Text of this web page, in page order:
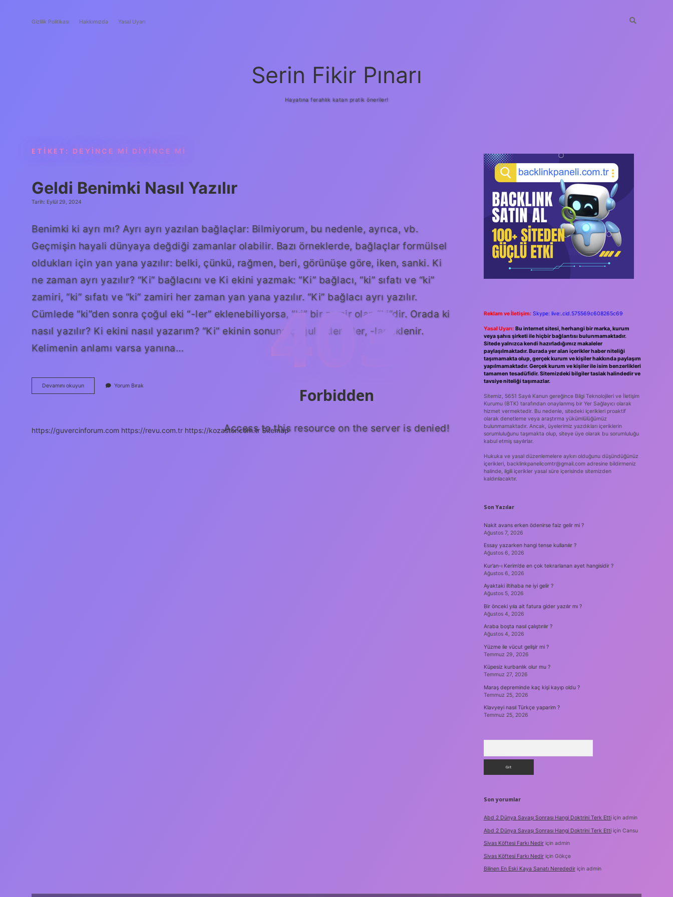
Gizlilik Politikası Hakkımızda Yasal Uyarı
Serin Fikir Pınarı
Hayatına ferahlık katan pratik öneriler!
ETIKET: DEYINCE MI DIYINCE MI
Geldi Benimki Nasıl Yazılır
Tarih: Eylül 29, 2024
Benimki ki ayrı mı? Ayrı ayrı yazılan bağlaçlar: Bilmiyorum, bu nedenle, ayrıca, vb.
Geçmişin hayali dünyaya değdiği zamanlar olabilir. Bazı örneklerde, bağlaçlar formülsel
oldukları için yan yana yazılır: belki, çünkü, rağmen, beri, görünüşe göre, iken, sanki. Ki
ne zaman ayrı yazılır? “Ki” bağlacını ve Ki ekini yazmak: “Ki” bağlacı, “ki” sıfatı ve “ki”
zamiri, “ki” sıfatı ve “ki” zamiri her zaman yan yana yazılır. “Ki” bağlacı ayrı yazılır.
Cümlede “ki”den sonra çoğul eki “-ler” eklenebiliyorsa, “ki” bir zamir olan “ki”dir. Orada ki
nasıl yazılır? Ki ekini nasıl yazarım? “Ki” ekinin sonuna çoğul ekleri -ler, -lar eklenir.
Kelimenin anlamı varsa yanına…
Devamını okuyunGeldi
Benimki
Yorum Bırak
https://guvercinforum.com https://revu.com.tr https://kozastor.com.tr Sitemap
SIDEBAR
Reklam ve İletişim: Skype: live:.cid.575569c608265c69
Yasal Uyarı: Bu internet sitesi, herhangi bir marka, kurum
veya şahıs şirketi ile hiçbir bağlantısı bulunmamaktadır.
Sitede yalnızca kendi hazırladığımız makaleler
paylaşılmaktadır. Burada yer alan içerikler haber niteliği
taşımamakta olup, gerçek kurum ve kişiler hakkında paylaşım
yapılmamaktadır. Gerçek kurum ve kişiler ile isim benzerlikleri
tamamen tesadüfidir. Sitemizdeki bilgiler taslak halindedir ve
tavsiye niteliği taşımazlar.
Sitemiz, 5651 Sayılı Kanun gereğince Bilgi Teknolojileri ve İletişim
Kurumu (BTK) tarafından onaylanmış bir Yer Sağlayıcı olarak
hizmet vermektedir. Bu nedenle, sitedeki içerikleri proaktif
olarak denetleme veya araştırma yükümlülüğümüz
bulunmamaktadır. Ancak, üyelerimiz yazdıkları içeriklerin
sorumluluğunu taşımakta olup, siteye üye olarak bu sorumluluğu
kabul etmiş sayılırlar.
Hukuka ve yasal düzenlemelere aykırı olduğunu düşündüğünüz
içerikleri, backlinkpanelicomtr@gmail.comadresine bildirmeniz
halinde, ilgili içerikler yasal süre içerisinde sitemizden
kaldırılacaktır.
Son Yazılar
Nakit avans erken ödenirse faiz gelir mi ?
Ağustos 7, 2026
Essay yazarken hangi tense kullanılır ?
Ağustos 6, 2026
Kur’an-ı Kerim’de en çok tekrarlanan ayet hangisidir ?
Ağustos 6, 2026
Ayaktaki iltihaba ne iyi gelir ?
Ağustos 5, 2026
Bir önceki yıla ait fatura gider yazılır mı ?
Ağustos 4, 2026
Araba boşta nasıl çalıştırılır ?
Ağustos 4, 2026
Yüzme ile vücut gelişir mi ?
Temmuz 29, 2026
Küpesiz kurbanlık olur mu ?
Temmuz 27, 2026
Maraş depreminde kaç kişi kayıp oldu ?
Temmuz 25, 2026
Klavyeyi nasıl Türkçe yaparim ?
Temmuz 25, 2026
Son yorumlar
Abd 2 Dünya Savaşı Sonrası Hangi Doktrini Terk Ettiiçin admin
Abd 2 Dünya Savaşı Sonrası Hangi Doktrini Terk Ettiiçin Cansu
Sivas Köftesi Farkı Nediriçin admin
Sivas Köftesi Farkı Nediriçin Gökçe
Bilinen En Eski Kaya Sanatı Neredediriçin admin
403
Forbidden
Access to this resource on the server is denied!